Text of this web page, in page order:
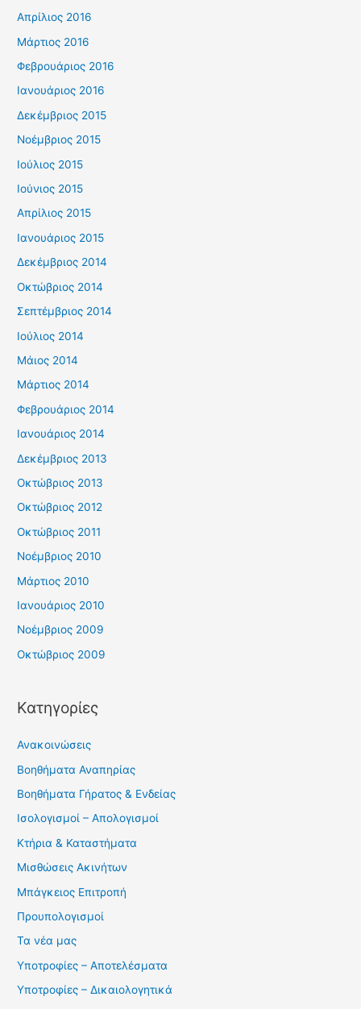
Απρίλιος 2016
Μάρτιος 2016
Φεβρουάριος 2016
Ιανουάριος 2016
Δεκέμβριος 2015
Νοέμβριος 2015
Ιούλιος 2015
Ιούνιος 2015
Απρίλιος 2015
Ιανουάριος 2015
Δεκέμβριος 2014
Οκτώβριος 2014
Σεπτέμβριος 2014
Ιούλιος 2014
Μάιος 2014
Μάρτιος 2014
Φεβρουάριος 2014
Ιανουάριος 2014
Δεκέμβριος 2013
Οκτώβριος 2013
Οκτώβριος 2012
Οκτώβριος 2011
Νοέμβριος 2010
Μάρτιος 2010
Ιανουάριος 2010
Νοέμβριος 2009
Οκτώβριος 2009
Kατηγορίες
Ανακοινώσεις
Βοηθήματα Αναπηρίας
Βοηθήματα Γήρατος & Ενδείας
Ισολογισμοί – Απολογισμοί
Κτήρια & Καταστήματα
Μισθώσεις Ακινήτων
Μπάγκειος Επιτροπή
Προυπολογισμοί
Τα νέα μας
Υποτροφίες – Αποτελέσματα
Υποτροφίες – Δικαιολογητικά